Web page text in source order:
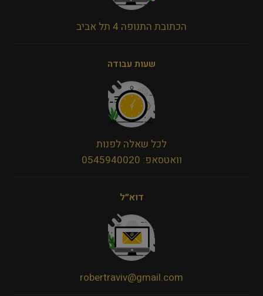
הכתובת התנופה 4 תל אביב
שעות עבודה
לכל שאלה לפנות
וואטסאפ: 0545940020
דוא״ל
robertraviv@gmail.com